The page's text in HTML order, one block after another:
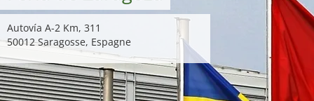
Autovía A-2 Km, 311
50012 Saragosse, Espagne